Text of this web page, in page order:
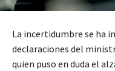
La incertidumbre se ha
declaraciones del
quien puso en duda el